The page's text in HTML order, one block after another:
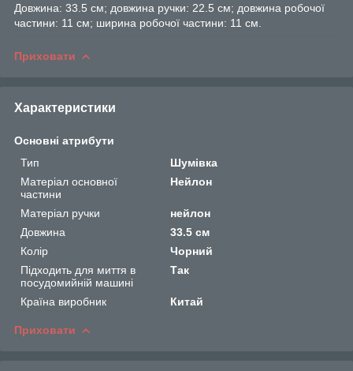
Довжина: 33.5 см; довжина ручки: 22.5 см; довжина робочої
частини: 11 см; ширина робочої частини: 11 см.
Приховати
Характеристики
Основні атрибути
Тип
Шумівка
Матеріал основної
частини
Нейлон
Матеріал ручки
нейлон
Довжина
33.5 см
Колір
Чорний
Підходить для миття в
посудомийній машині
Так
Країна виробник Китай
Приховати